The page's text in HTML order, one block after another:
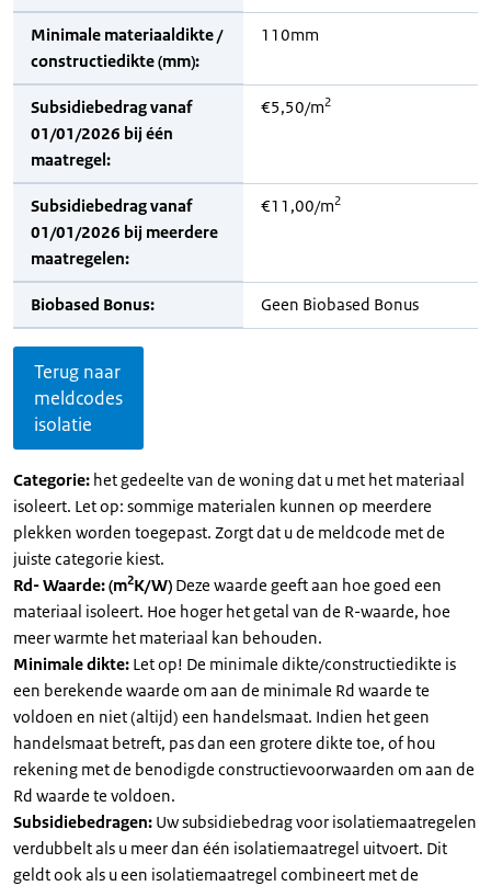
Minimale materiaaldikte /
constructiedikte (mm):
110mm
Subsidiebedrag vanaf
01/01/2026 bij één
maatregel:
€5,50/m2
Subsidiebedrag vanaf
01/01/2026 bij meerdere
maatregelen:
€11,00/m2
Biobased Bonus: Geen Biobased Bonus
Terug naar
meldcodes
isolatie
Categorie: het gedeelte van de woning dat u met het materiaal
isoleert. Let op: sommige materialen kunnen op meerdere
plekken worden toegepast. Zorgt dat u de meldcode met de
juiste categorie kiest.
Rd- Waarde: (m2K/W) Deze waarde geeft aan hoe goed een
materiaal isoleert. Hoe hoger het getal van de R-waarde, hoe
meer warmte het materiaal kan behouden.
Minimale dikte: Let op! De minimale dikte/constructiedikte is
een berekende waarde om aan de minimale Rd waarde te
voldoen en niet (altijd) een handelsmaat. Indien het geen
handelsmaat betreft, pas dan een grotere dikte toe, of hou
rekening met de benodigde constructievoorwaarden om aan de
Rd waarde te voldoen.
Subsidiebedragen: Uw subsidiebedrag voor isolatiemaatregelen
verdubbelt als u meer dan één isolatiemaatregel uitvoert. Dit
geldt ook als u een isolatiemaatregel combineert met de